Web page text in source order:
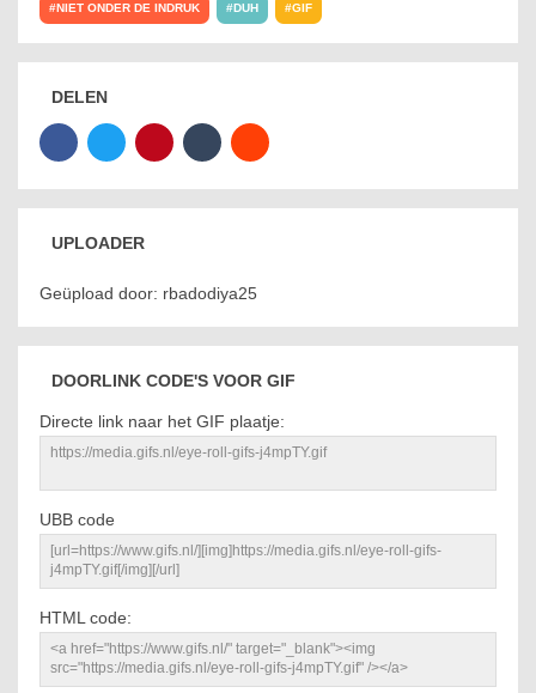
NIET ONDER DE INDRUK DUH GIF
DELEN
UPLOADER
Geüpload door: rbadodiya25
DOORLINK CODE'S VOOR GIF
Directe link naar het GIF plaatje:
UBB code
HTML code: